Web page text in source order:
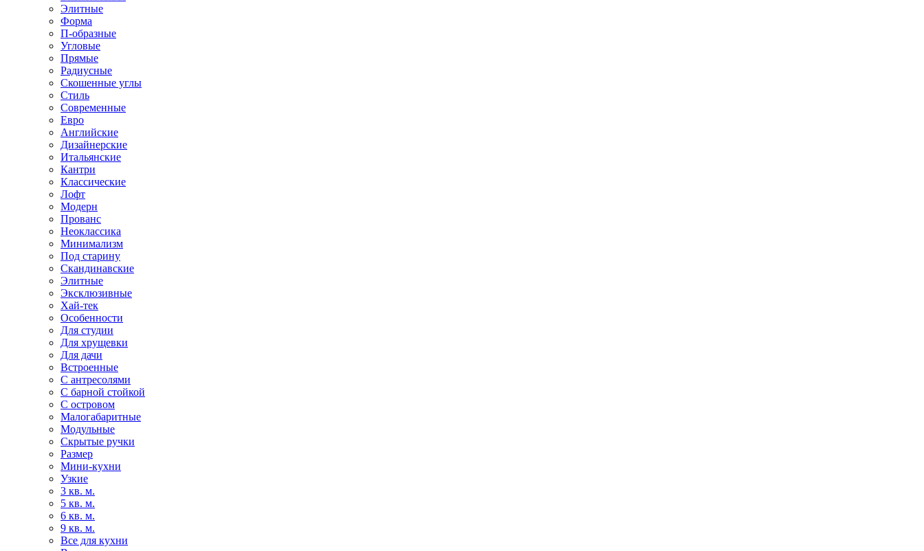
Элитные
Форма
П-образные
Угловые
Прямые
Радиусные
Скошенные углы
Стиль
Современные
Евро
Английские
Дизайнерские
Итальянские
Кантри
Классические
Лофт
Модерн
Прованс
Неоклассика
Минимализм
Под старину
Скандинавские
Элитные
Эксклюзивные
Хай-тек
Особенности
Для студии
Для хрущевки
Для дачи
Встроенные
С антресолями
С барной стойкой
С островом
Малогабаритные
Модульные
Скрытые ручки
Размер
Мини-кухни
Узкие
3 кв. м.
5 кв. м.
6 кв. м.
9 кв. м.
Все для кухни